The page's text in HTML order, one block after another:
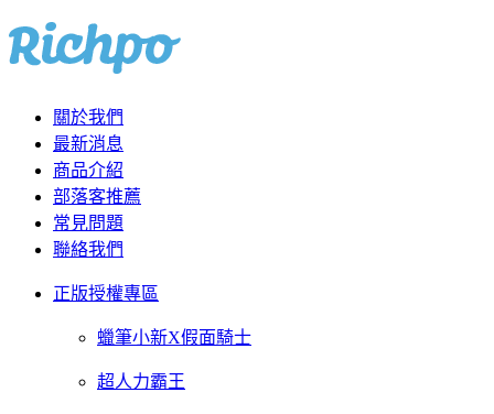
關於我們
最新消息
商品介紹
部落客推薦
常見問題
聯絡我們
正版授權專區
蠟筆小新X假面騎士
超人力霸王